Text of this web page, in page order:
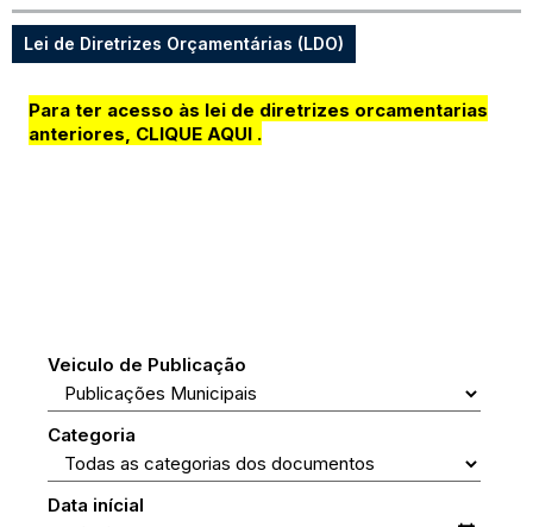
Lei de Diretrizes Orçamentárias (LDO)
Para ter acesso às lei de diretrizes orcamentarias
anteriores, CLIQUE AQUI .
Veiculo de Publicação
Categoria
Data inícial